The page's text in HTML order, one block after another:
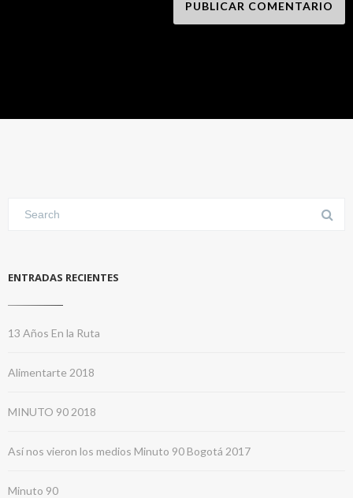
ENTRADAS RECIENTES
13 Años En la Ruta
Alimentarte 2018
MINUTO 90 2018
Así nos vieron los medios Minuto 90 Bogotá 2017
Minuto 90